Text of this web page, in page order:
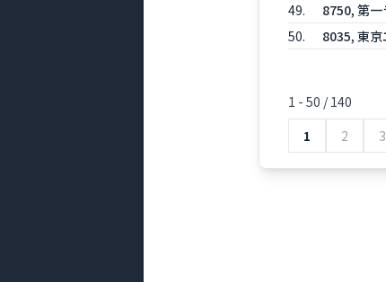
49.
8750, 第
50.
8035, 東
1 - 50 / 140
1
2 3